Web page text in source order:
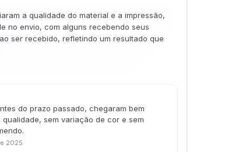
a qualidade do material e a impressão,
no envio, com alguns recebendo seus
ser recebido, refletindo um resultado que
do prazo passado, chegaram bem
qualidade, sem variação de cor e sem
2025